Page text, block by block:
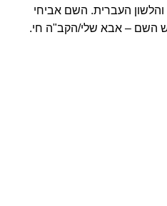
העברית. השם אביחי
נומרולוגי = 4 פירוש השם – אבא שלי/הקב"ה חי.